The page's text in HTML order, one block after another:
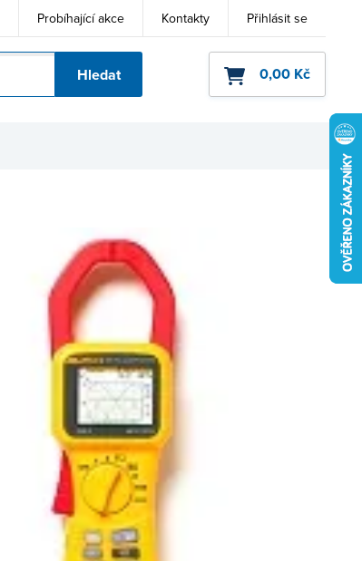
Probíhající akce Kontakty Přihlásit se
Hledat 0,00 Kč